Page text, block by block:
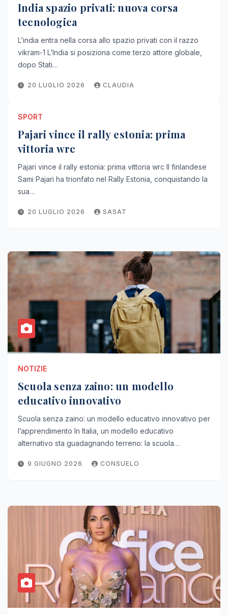
India spazio privati: nuova corsa
tecnologica
L’india entra nella corsa allo spazio privati con il razzo
vikram-1 L’India si posiziona come terzo attore globale,
dopo Stati…
20 LUGLIO 2026 CLAUDIA
SPORT
Pajari vince il rally estonia: prima
vittoria wrc
Pajari vince il rally estonia: prima vittoria wrc Il finlandese
Sami Pajari ha trionfato nel Rally Estonia, conquistando la
sua…
20 LUGLIO 2026 SASAT
NOTIZIE
Scuola senza zaino: un modello
educativo innovativo
Scuola senza zaino: un modello educativo innovativo per
l’apprendimento In Italia, un modello educativo
alternativo sta guadagnando terreno: la scuola…
9 GIUGNO 2026 CONSUELO